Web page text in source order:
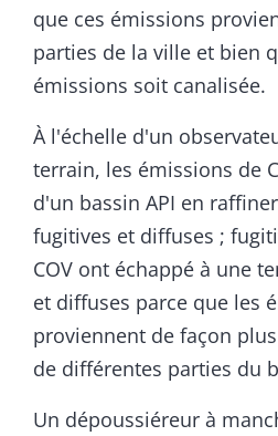
que ces émissions
parties de la ville et bien
émissions soit canalisée.
À l'échelle d'un
terrain, les émissions de
d'un bassin API en
fugitives et diffuses ;
COV ont échappé à une
et diffuses parce que les
proviennent de façon
de différentes parties du
Un dépoussiéreur à